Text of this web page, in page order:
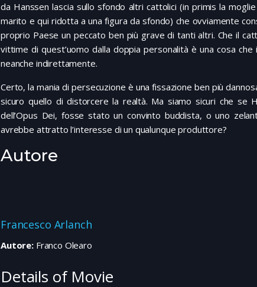
da Hanssen lascia sullo sfondo altri cattolici (in primis la
marito e qui ridotta a una figura da sfondo) che ovviamente
proprio Paese un peccato ben più grave di tanti altri. Che il
vittime di quest’uomo dalla doppia personalità è una cosa
neanche indirettamente.
Certo, la mania di persecuzione è una fissazione ben più
sicuro quello di distorcere la realtà. Ma siamo sicuri che se
dell’Opus Dei, fosse stato un convinto buddista, o uno
avrebbe attratto l’interesse di un qualunque produttore?
Autore
Francesco Arlanch
Autore:Franco Olearo
Details of Movie